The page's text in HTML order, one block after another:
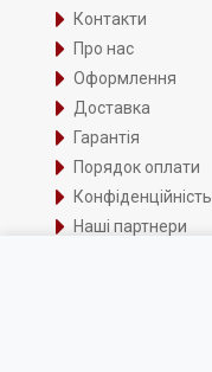
Контакти
Про нас
Оформлення
Доставка
Гарантія
Порядок оплати
Конфіденційність
Наші партнери